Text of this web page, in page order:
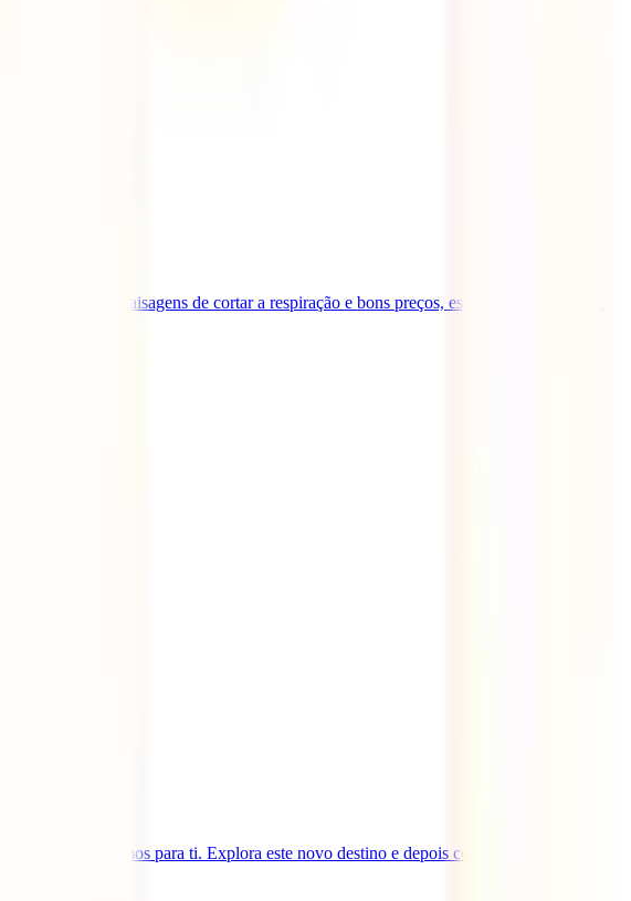
incríveis, paisagens de cortar a respiração e bons preços, estás no lugar certo. A
que preparamos para ti. Explora este novo destino e depois conta-nos tudo!